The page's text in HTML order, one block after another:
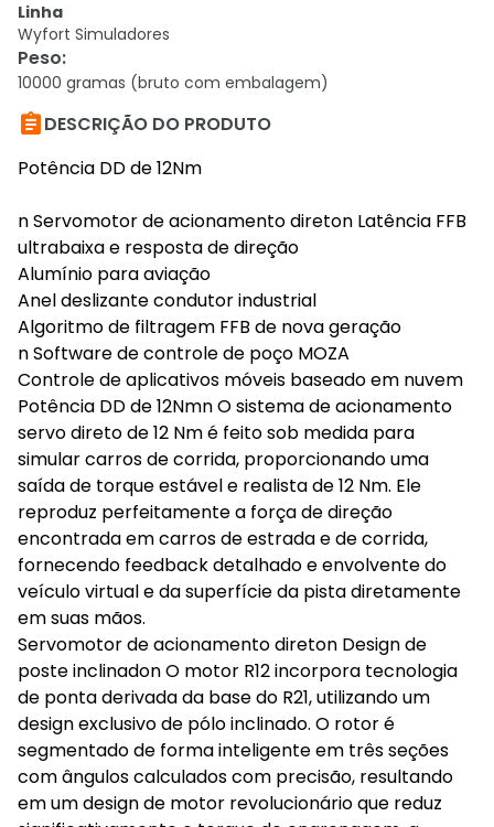
Linha
Wyfort Simuladores
Peso:
10000 gramas (bruto com embalagem)
DESCRIÇÃO DO PRODUTO
Potência DD de 12Nm
n Servomotor de acionamento direton Latência FFB
ultrabaixa e resposta de direção
Alumínio para aviação
Anel deslizante condutor industrial
Algoritmo de filtragem FFB de nova geração
n Software de controle de poço MOZA
Controle de aplicativos móveis baseado em nuvem
Potência DD de 12Nmn O sistema de acionamento
servo direto de 12 Nm é feito sob medida para
simular carros de corrida, proporcionando uma
saída de torque estável e realista de 12 Nm. Ele
reproduz perfeitamente a força de direção
encontrada em carros de estrada e de corrida,
fornecendo feedback detalhado e envolvente do
veículo virtual e da superfície da pista diretamente
em suas mãos.
Servomotor de acionamento direton Design de
poste inclinadon O motor R12 incorpora tecnologia
de ponta derivada da base do R21, utilizando um
design exclusivo de pólo inclinado. O rotor é
segmentado de forma inteligente em três seções
com ângulos calculados com precisão, resultando
em um design de motor revolucionário que reduz